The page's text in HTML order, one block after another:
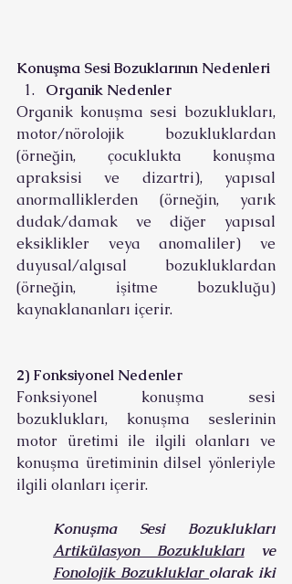
Konuşma Sesi Bozuklarının Nedenleri
Organik Nedenler
Organik konuşma sesi bozuklukları,
motor/nörolojik bozukluklardan
(örneğin, çocuklukta konuşma
apraksisi ve dizartri), yapısal
anormalliklerden (örneğin, yarık
dudak/damak ve diğer yapısal
eksiklikler veya anomaliler) ve
duyusal/algısal bozukluklardan
(örneğin, işitme bozukluğu)
kaynaklananları içerir.
2) Fonksiyonel Nedenler
Fonksiyonel konuşma sesi
bozuklukları, konuşma seslerinin
motor üretimi ile ilgili olanları ve
konuşma üretiminin dilsel yönleriyle
ilgili olanları içerir.
Artikülasyon Bozuklukları
ve
Fonolojik Bozukluklar olarak iki